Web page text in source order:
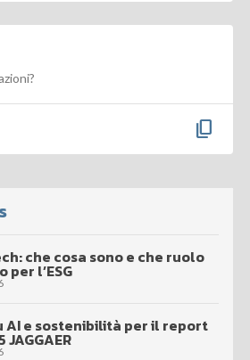
content_copy
che cosa sono e che ruolo
per l’ESG
AI e sostenibilità per il report
JAGGAER